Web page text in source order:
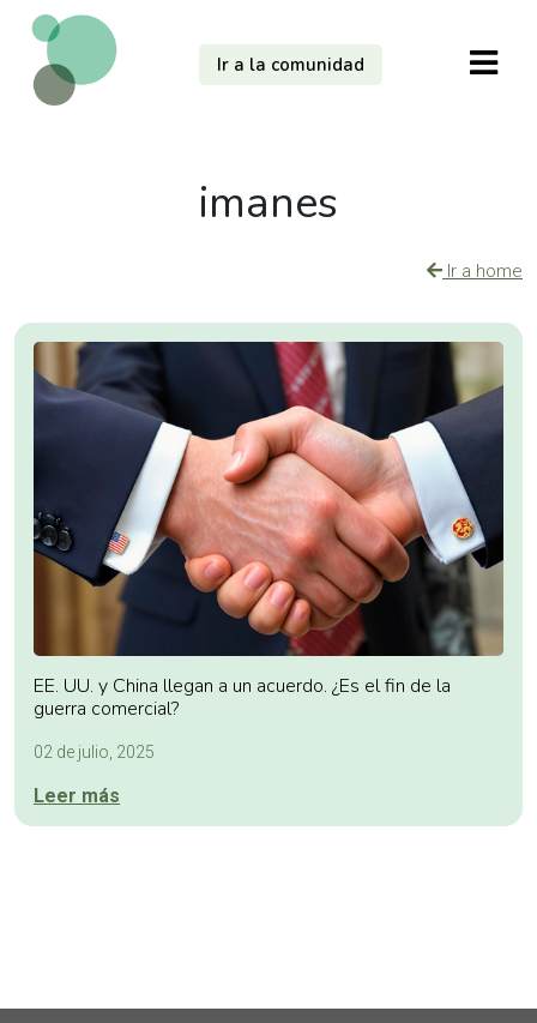
Ir a la comunidad
imanes
Ir a home
EE. UU. y China llegan a un acuerdo. ¿Es el fin de la
guerra comercial?
02 de julio, 2025
Leer más